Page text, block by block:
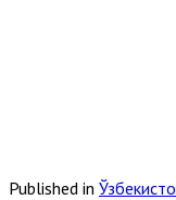
Published in